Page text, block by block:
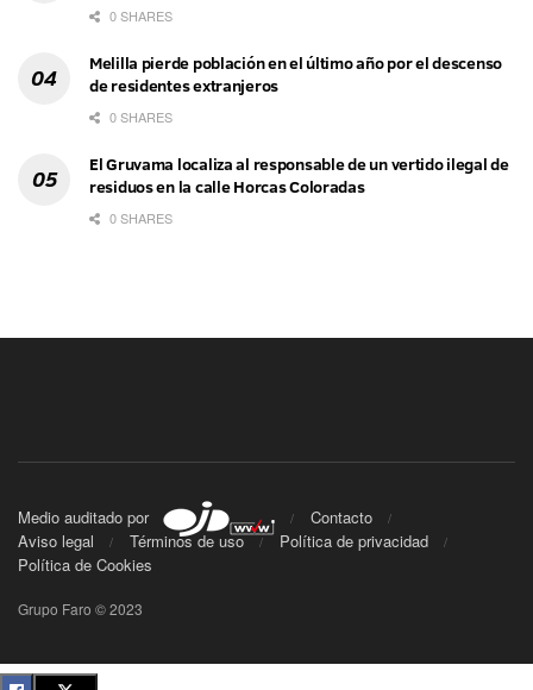
0 SHARES
Melilla pierde población en el último año por el descenso
de residentes extranjeros
0 SHARES
El Gruvama localiza al responsable de un vertido ilegal de
residuos en la calle Horcas Coloradas
0 SHARES
Medio auditado por
Contacto
Aviso legal
Términos de uso
Política de privacidad
Política de Cookies
Grupo Faro © 2023